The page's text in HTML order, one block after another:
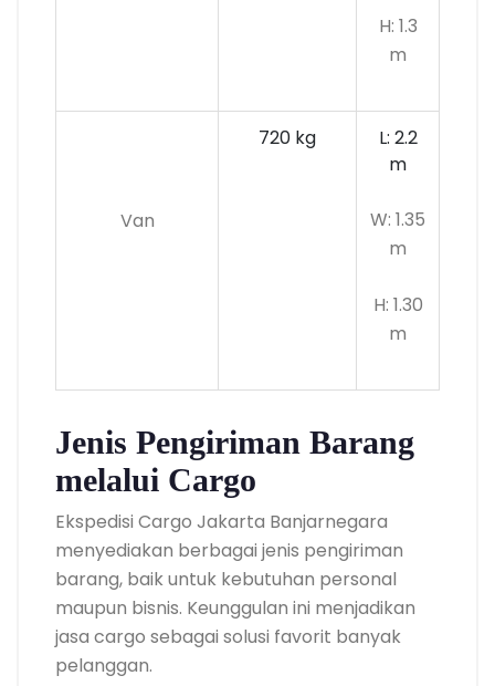
H: 1.3
m
Van
720 kg
L: 2.2
m
W: 1.35
m
H: 1.30
m
Jenis Pengiriman Barang
melalui Cargo
Ekspedisi Cargo Jakarta Banjarnegara
menyediakan berbagai jenis pengiriman
barang, baik untuk kebutuhan personal
maupun bisnis. Keunggulan ini menjadikan
jasa cargo sebagai solusi favorit banyak
pelanggan.